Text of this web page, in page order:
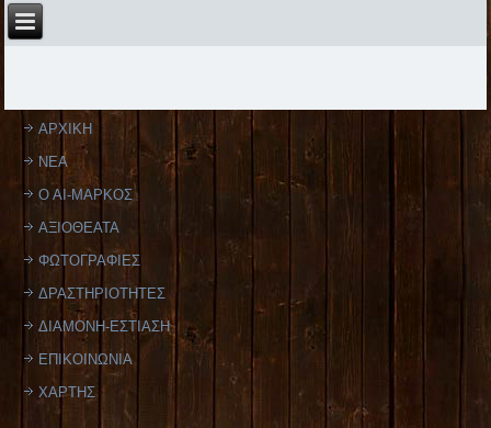
ΑΡΧΙΚΗ
ΝΕΑ
Ο ΑΙ-ΜΑΡΚΟΣ
ΑΞΙΟΘΕΑΤΑ
ΦΩΤΟΓΡΑΦΙΕΣ
ΔΡΑΣΤΗΡΙΟΤΗΤΕΣ
ΔΙΑΜΟΝΗ-ΕΣΤΙΑΣΗ
ΕΠΙΚΟΙΝΩΝΙΑ
ΧΑΡΤΗΣ